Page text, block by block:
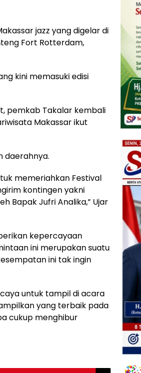
jazz yang digelar di
Fort Rotterdam,
kini memasuki edisi
pemkab Takalar kembali
Makassar ikut
daerahnya.
memeriahkan Festival
kontingen yakni
Bapak Jufri Analika,” Ujar
kepercayaan
ini merupakan suatu
ini tak ingin
untuk tampil di acara
yang terbaik pada
cukup menghibur